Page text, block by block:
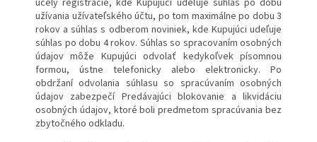
užívania užívateľského účtu, po tom maximálne po dobu 3
rokov a súhlas s odberom noviniek, kde Kupujúci udeľuje
súhlas po dobu 4 rokov. Súhlas so spracovaním osobných
údajov môže Kupujúci odvolať kedykoľvek písomnou
formou, ústne telefonicky alebo elektronicky. Po
obdržaní odvolania súhlasu so spracúvaním osobných
údajov zabezpečí Predávajúci blokovanie a likvidáciu
osobných údajov, ktoré boli predmetom spracúvania bez
zbytočného odkladu.